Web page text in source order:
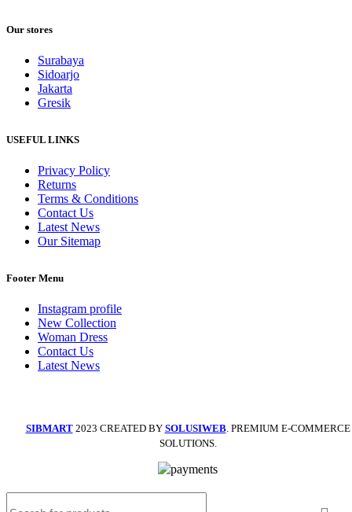
Our stores
Surabaya
Sidoarjo
Jakarta
Gresik
USEFUL LINKS
Privacy Policy
Returns
Terms & Conditions
Contact Us
Latest News
Our Sitemap
Footer Menu
Instagram profile
New Collection
Woman Dress
Contact Us
Latest News
SIBMART 2023 CREATED BY SOLUSIWEB. PREMIUM E-COMMERCE
SOLUTIONS.